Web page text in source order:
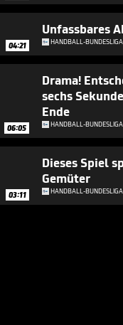
04:21
Unfassbares
HANDBALL-BUNDESLIGA
06:05
Drama!
sechs
Ende
HANDBALL-BUNDESLIGA
03:11
Dieses Spiel
Gemüter
HANDBALL-BUNDESLIGA